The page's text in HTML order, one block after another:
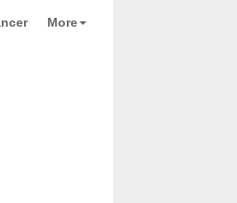
More